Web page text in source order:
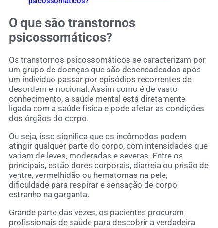
O que são transtornos
psicossomáticos?
Os transtornos psicossomáticos se caracterizam por
um grupo de doenças que são desencadeadas após
um indivíduo passar por episódios recorrentes de
desordem emocional. Assim como é de vasto
conhecimento, a saúde mental está diretamente
ligada com a saúde física e pode afetar as condições
dos órgãos do corpo.
Ou seja, isso significa que os incômodos podem
atingir qualquer parte do corpo, com intensidades que
variam de leves, moderadas e severas. Entre os
principais, estão dores corporais, diarreia ou prisão de
ventre, vermelhidão ou hematomas na pele,
dificuldade para respirar e sensação de corpo
estranho na garganta.
Grande parte das vezes, os pacientes procuram
profissionais de saúde para descobrir a verdadeira